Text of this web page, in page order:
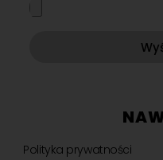
Polityka prywatności